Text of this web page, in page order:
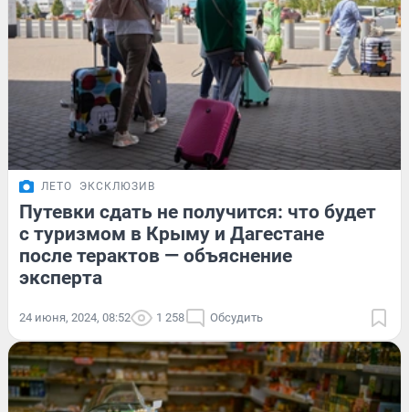
ЛЕТО ЭКСКЛЮЗИВ
Путевки сдать не получится: что будет
с туризмом в Крыму и Дагестане
после терактов — объяснение
эксперта
24 июня, 2024, 08:52 1 258 Обсудить